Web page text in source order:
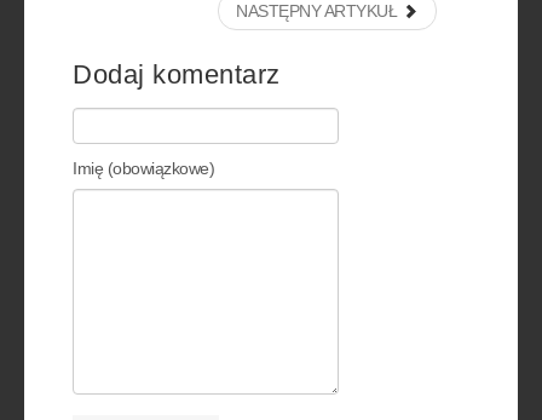
NASTĘPNY ARTYKUŁ
Dodaj komentarz
Imię (obowiązkowe)